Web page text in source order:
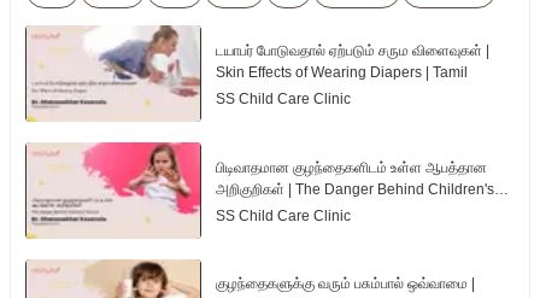
டயாபர் போடுவதால் ஏற்படும் சரும விளைவுகள் |
Skin Effects of Wearing Diapers | Tamil
SS Child Care Clinic
பிடிவாதமான குழந்தைகளிடம் உள்ள ஆபத்தான
அறிகுறிகள் | The Danger Behind Children's
Tantrum | Tamil
SS Child Care Clinic
குழந்தைகளுக்கு வரும் பசும்பால் ஒவ்வாமை |